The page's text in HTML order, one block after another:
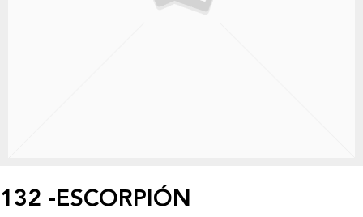
132 -ESCORPIÓN